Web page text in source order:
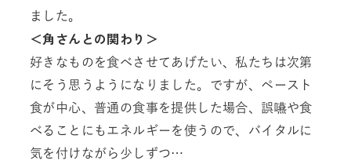
ました。
＜角さんとの関わり＞
好きなものを食べさせてあげたい、私たちは次第
にそう思うようになりました。ですが、ペースト
食が中心、普通の食事を提供した場合、誤嚥や食
べることにもエネルギーを使うので、バイタルに
気を付けながら少しずつ…